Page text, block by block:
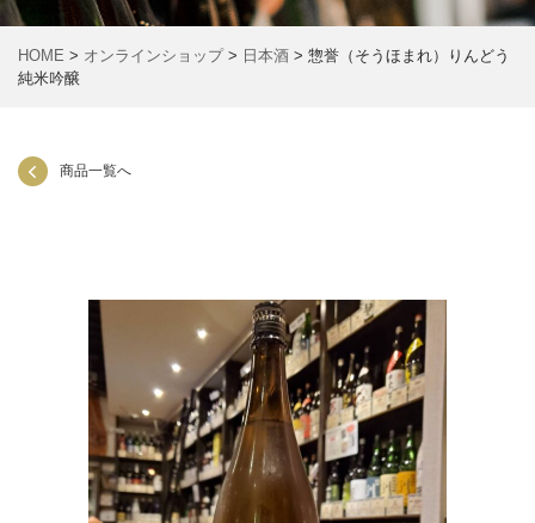
HOME > オンラインショップ> 日本酒 > 惣誉（そうほまれ）りんどう
純米吟醸
商品一覧へ